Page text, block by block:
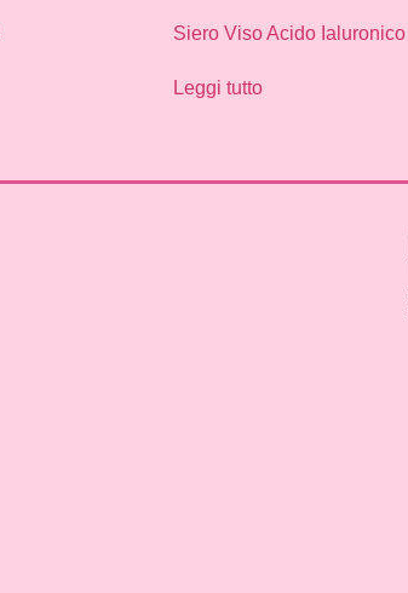
Siero Viso Acido Ialuronico
Leggi tutto